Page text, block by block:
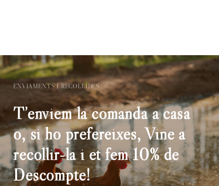
ENVIAMENTS I RECOLLIDES
T’enviem la comanda a casa
o, si ho prefereixes, Vine a
recollir-la i et fem 10% de
Descompte!